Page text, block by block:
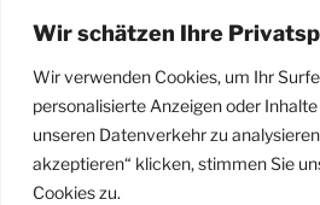
Wir schätzen Ihre
Wir verwenden Cookies, um Ihr
personalisierte Anzeigen oder
unseren Datenverkehr zu
akzeptieren“ klicken, stimmen Sie
Cookies zu.
Impressum |
gemäß